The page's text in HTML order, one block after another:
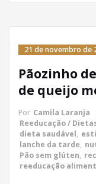
21 de novembro de
Pãozinho
de queijo
Por Camila Laranja
Reeducação /
dieta saudável,
lanche da tarde,
Pão sem glúten,
reeducação